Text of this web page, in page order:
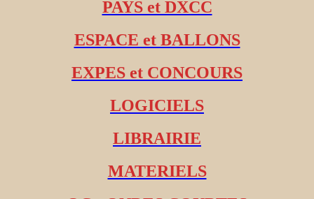
PAYS et DXCC
ESPACE et BALLONS
EXPES et CONCOURS
LOGICIELS
LIBRAIRIE
MATERIELS